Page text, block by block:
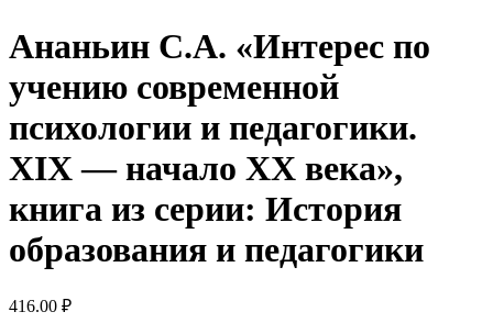
Ананьин С.А. «Интерес по
учению современной
психологии и педагогики.
XIX — начало XX века»,
книга из серии: История
образования и педагогики
416.00 ₽